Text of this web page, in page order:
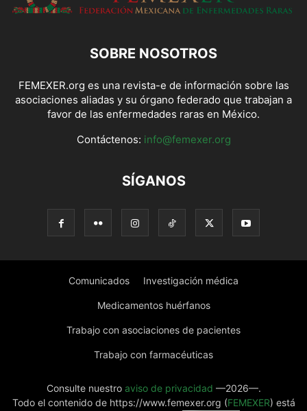
SOBRE NOSOTROS
FEMEXER.org es una revista-e de información sobre las
asociaciones aliadas y su órgano federado que trabajan a
favor de las enfermedades raras en México.
Contáctenos: info@femexer.org
SÍGANOS
Comunicados Investigación médica
Medicamentos huérfanos
Trabajo con asociaciones de pacientes
Trabajo con farmacéuticas
Consulte nuestro aviso de privacidad —2026—.
Todo el contenido de https://www.femexer.org (FEMEXER) está